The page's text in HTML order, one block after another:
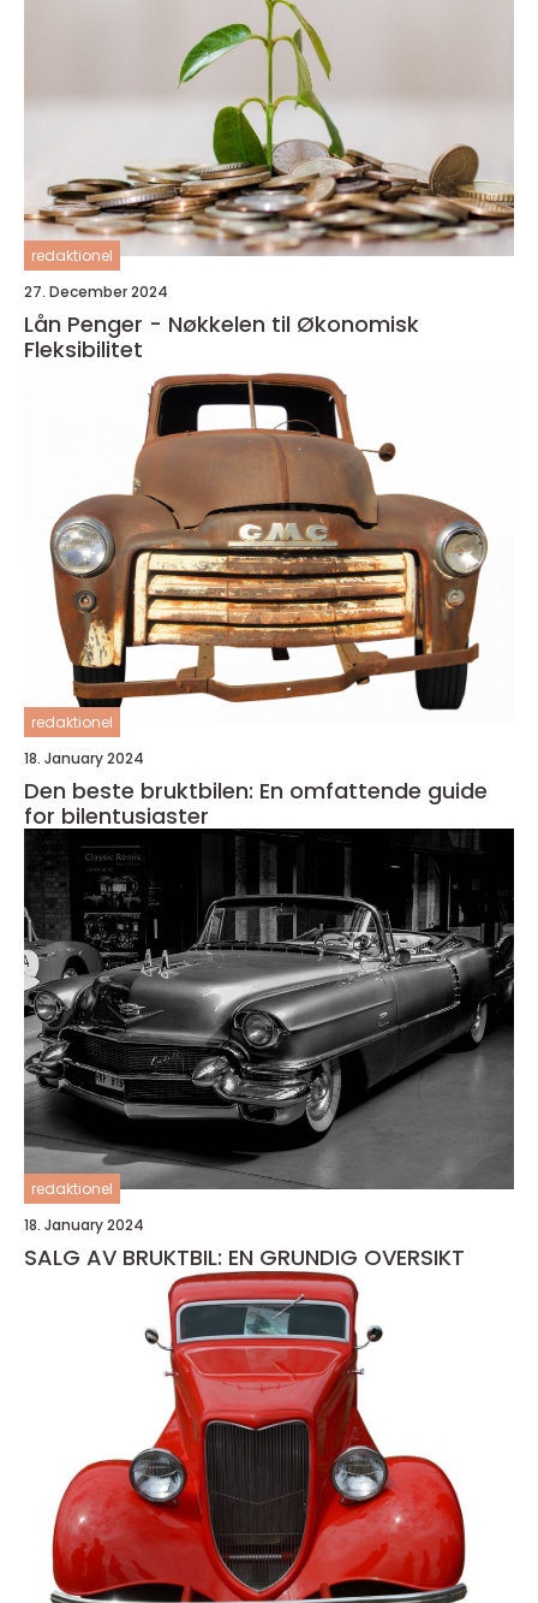
redaktionel
27. December 2024
Lån Penger - Nøkkelen til Økonomisk
Fleksibilitet
redaktionel
18. January 2024
Den beste bruktbilen: En omfattende guide
for bilentusiaster
redaktionel
18. January 2024
SALG AV BRUKTBIL: EN GRUNDIG OVERSIKT